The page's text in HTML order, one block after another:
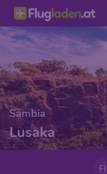
Sambia
Lusaka